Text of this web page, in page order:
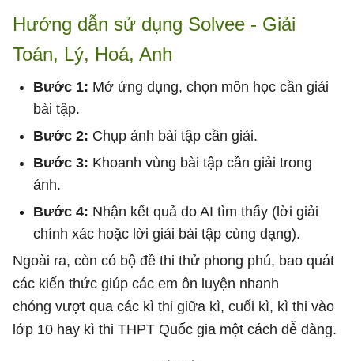
Hướng dẫn sử dụng Solvee - Giải
Toán, Lý, Hoá, Anh
Bước 1: Mở ứng dụng, chọn môn học cần giải
bài tập.
Bước 2: Chụp ảnh bài tập cần giải.
Bước 3: Khoanh vùng bài tập cần giải trong
ảnh.
Bước 4: Nhận kết quả do AI tìm thấy (lời giải
chính xác hoặc lời giải bài tập cùng dạng).
Ngoài ra, còn có bộ đề thi thử phong phú, bao quát
các kiến thức giúp các em ôn luyện nhanh
chóng vượt qua các kì thi giữa kì, cuối kì, kì thi vào
lớp 10 hay kì thi THPT Quốc gia một cách dễ dàng.